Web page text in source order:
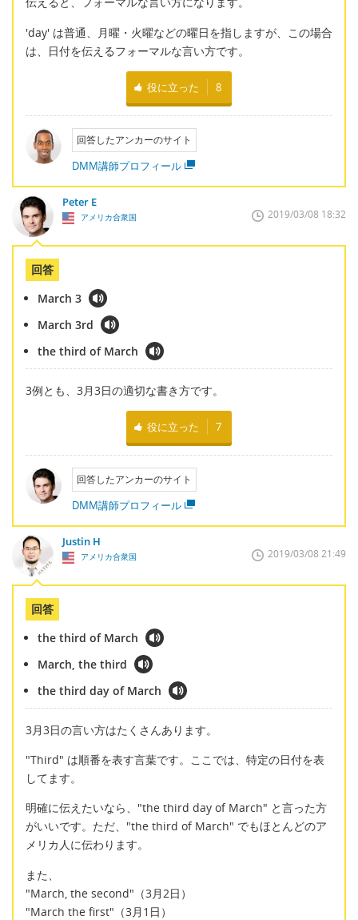
'day' は普通、月曜・火曜などの曜日を指しますが、この場合
は、日付を伝えるフォーマルな言い方です。
役に立った 8
回答したアンカーのサイト
DMM講師プロフィール
Peter E
アメリカ合衆国 2019/03/08 18:32
回答
March 3
March 3rd
the third of March
3例とも、3月3日の適切な書き方です。
役に立った 7
回答したアンカーのサイト
DMM講師プロフィール
Justin H
アメリカ合衆国 2019/03/08 21:49
回答
the third of March
March, the third
the third day of March
3月3日の言い方はたくさんあります。
"Third" は順番を表す言葉です。ここでは、特定の日付を表
してます。
明確に伝えたいなら、"the third day of March" と言った方
がいいです。ただ、"the third of March" でもほとんどのア
メリカ人に伝わります。
また、
"March, the second"（3月2日）
"March the first"（3月1日）